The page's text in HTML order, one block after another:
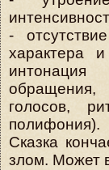
-
характера
голосов,
полифония).
Сказка
злом. Может